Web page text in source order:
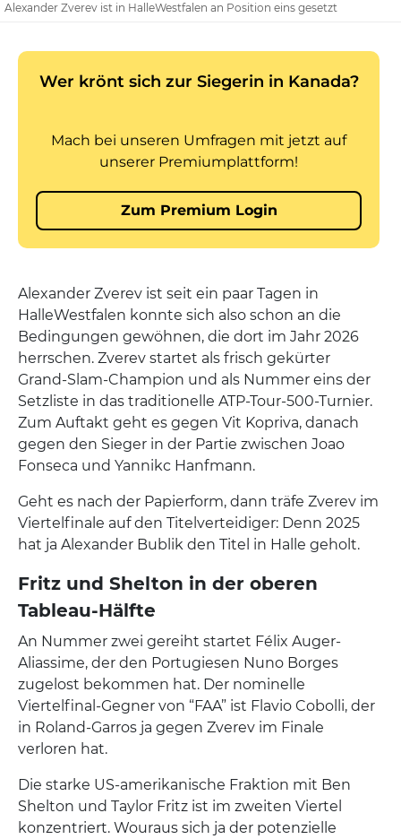
Alexander Zverev ist in HalleWestfalen an Position eins gesetzt
Alexander Zverev ist seit ein paar Tagen in
HalleWestfalen konnte sich also schon an die
Bedingungen gewöhnen, die dort im Jahr 2026
herrschen. Zverev startet als frisch gekürter
Grand-Slam-Champion und als Nummer eins der
Setzliste in das traditionelle ATP-Tour-500-Turnier.
Zum Auftakt geht es gegen Vit Kopriva, danach
gegen den Sieger in der Partie zwischen Joao
Fonseca und Yannikc Hanfmann.
Geht es nach der Papierform, dann träfe Zverev im
Viertelfinale auf den Titelverteidiger: Denn 2025
hat ja Alexander Bublik den Titel in Halle geholt.
Fritz und Shelton in der oberen
Tableau-Hälfte
An Nummer zwei gereiht startet Félix Auger-
Aliassime, der den Portugiesen Nuno Borges
zugelost bekommen hat. Der nominelle
Viertelfinal-Gegner von “FAA” ist Flavio Cobolli, der
in Roland-Garros ja gegen Zverev im Finale
verloren hat.
Die starke US-amerikanische Fraktion mit Ben
Shelton und Taylor Fritz ist im zweiten Viertel
konzentriert. Wouraus sich ja der potenzielle